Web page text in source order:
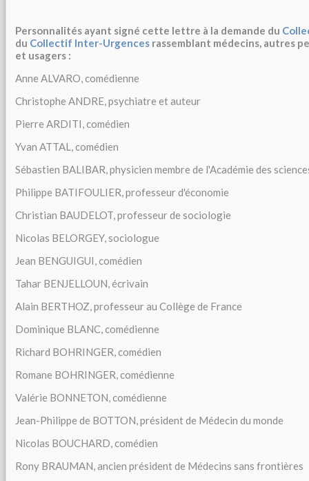
Personnalités ayant signé cette lettre à la demande du
du Collectif Inter-Urgences rassemblant médecins, autres
et usagers :
Anne ALVARO, comédienne
Christophe ANDRE, psychiatre et auteur
Pierre ARDITI, comédien
Yvan ATTAL, comédien
Sébastien BALIBAR, physicien membre de l'Académie des
Philippe BATIFOULIER, professeur d'économie
Christian BAUDELOT, professeur de sociologie
Nicolas BELORGEY, sociologue
Jean BENGUIGUI, comédien
Tahar BENJELLOUN, écrivain
Alain BERTHOZ, professeur au Collège de France
Dominique BLANC, comédienne
Richard BOHRINGER, comédien
Romane BOHRINGER, comédienne
Valérie BONNETON, comédienne
Jean-Philippe de BOTTON, président de Médecin du monde
Nicolas BOUCHARD, comédien
Rony BRAUMAN, ancien président de Médecins sans frontières